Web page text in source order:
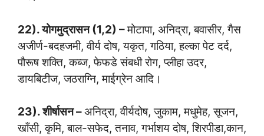
22). योगमुद्रासन (1,2) –मोटापा, अनिद्रा, बवासीर, गैस
अजीर्ण-बदहजमी, वीर्य दोष, यकृत, गठिया, हल्का पेट दर्द,
पौरूष शक्ति, कब्ज, फेफडे संबधी रोग, प्लीहा उदर,
डायबिटीज, जठराग्नि, माईग्रेन आदि।
23). शीर्षासन –अनिद्रा, वीर्यदोष, जुकाम, मधुमेह, सूजन,
खाँसी, कृमि, बाल-सफेद, तनाव, गर्भाशय दोष, शिरपीडा,कान,